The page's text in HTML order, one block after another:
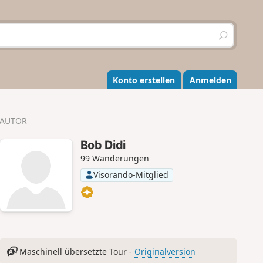
S
u
h
e
n
Konto erstellen Anmelden
AUTOR
Bob Didi
99 Wanderungen
Visorando-Mitglied
Maschinell übersetzte Tour - Originalversion